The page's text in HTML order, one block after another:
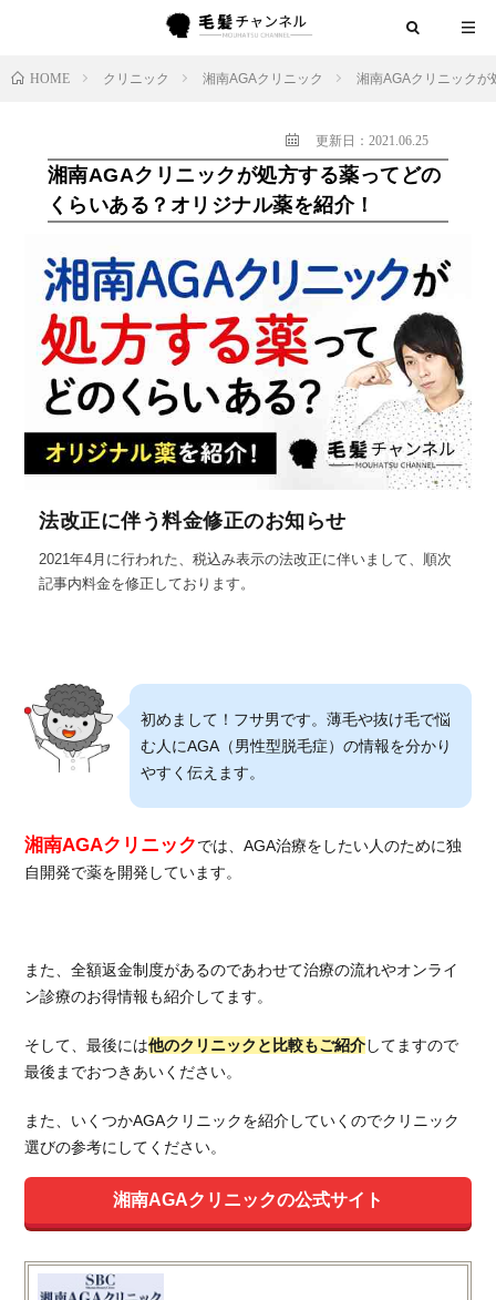
HOME クリニック 湘南AGAクリニック 湘南AGAクリニック
更新日：2021.06.25
湘南AGAクリニックが処方する薬ってどの
くらいある？オリジナル薬を紹介！
法改正に伴う料金修正のお知らせ
2021年4月に行われた、税込み表示の法改正に伴いまして、順次
記事内料金を修正しております。
初めまして！フサ男です。薄毛や抜け毛で悩
む人にAGA（男性型脱毛症）の情報を分かり
やすく伝えます。
湘南AGAクリニックでは、AGA治療をしたい人のために独
自開発で薬を開発しています。
また、全額返金制度があるのであわせて治療の流れやオンライ
ン診療のお得情報も紹介してます。
そして、最後には他のクリニックと比較もご紹介してますので
最後までおつきあいください。
また、いくつかAGAクリニックを紹介していくのでクリニック
選びの参考にしてください。
湘南AGAクリニックの公式サイト